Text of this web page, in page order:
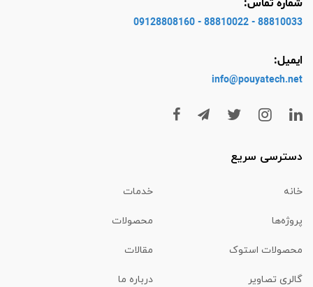
88810033 - 88810022 - 09128808160
ایمیل:
info@pouyatech.net
دسترسی سریع
خانه خدمات
پروژه‌ها محصولات
محصولات استوک مقالات
گالری تصاویر درباره ما